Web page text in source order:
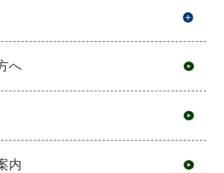
へ
内